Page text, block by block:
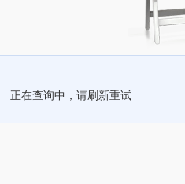
正在查询中，请刷新重试